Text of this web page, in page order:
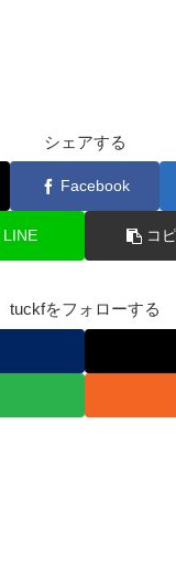
シェアする
Facebook
LINE コ
tuckfをフォローする